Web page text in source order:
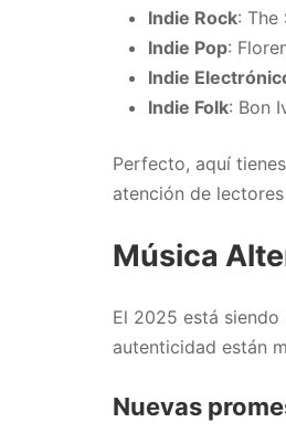
Indie Rock: The
Indie Pop:
Indie
Indie Folk: Bon
Perfecto, aquí
atención de
Música
El 2025 está
autenticidad están
Nuevas